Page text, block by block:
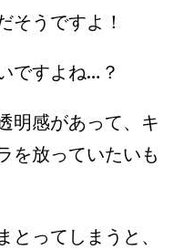
そうですよ！
ですよね…？
明感があって、キ
を放っていたいも
ってしまうと、